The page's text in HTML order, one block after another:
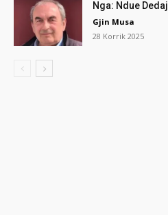
Nga: Ndue Dedaj
Gjin Musa
28 Korrik 2025